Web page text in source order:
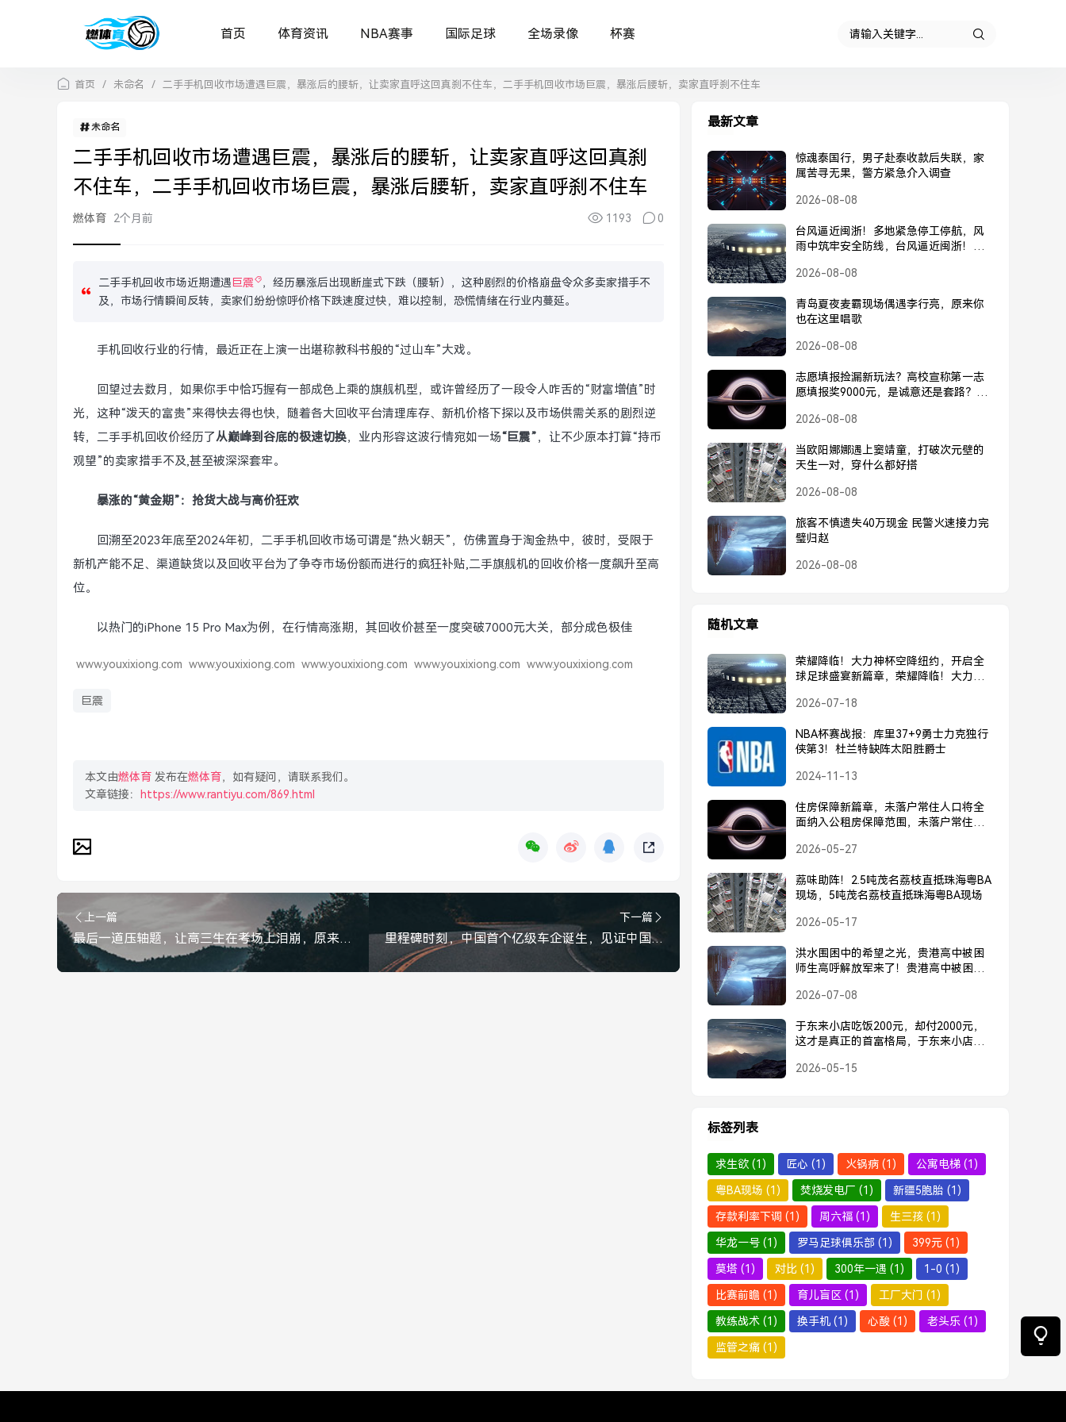
首页 体育资讯 NBA赛事 国际足球 全场录像 杯赛
首页 / 未命名 / 二手手机回收市场遭遇巨震，暴涨后的腰斩，让卖家直呼这回真刹不住车，二手手机回收市场巨震，暴涨后腰斩，卖家直呼刹不住车
未命名
二手手机回收市场遭遇巨震，暴涨后的腰斩，让卖家直呼这回真刹
不住车，二手手机回收市场巨震，暴涨后腰斩，卖家直呼刹不住车
燃体育 2个月前 1193 0
二手手机回收市场近期遭遇 巨震
，经历暴涨后出现断崖式下跌（腰斩），这种剧烈的价格崩盘令众多卖家措手不
及，市场行情瞬间反转，卖家们纷纷惊呼价格下跌速度过快，难以控制，恐慌情绪在行业内蔓延。
手机回收行业的行情，最近正在上演一出堪称教科书般的“过山车”大戏。
回望过去数月，如果你手中恰巧握有一部成色上乘的旗舰机型，或许曾经历了一段令人咋舌的“财富增值”时
光，这种“泼天的富贵”来得快去得也快，随着各大回收平台清理库存、新机价格下探以及市场供需关系的剧烈逆
转，二手手机回收价经历了从巅峰到谷底的极速切换，业内形容这波行情宛如一场“巨震”，让不少原本打算“持币
观望”的卖家措手不及,甚至被深深套牢。
暴涨的“黄金期”：抢货大战与高价狂欢
回溯至2023年底至2024年初，二手手机回收市场可谓是“热火朝天”，仿佛置身于淘金热中，彼时，受限于
新机产能不足、渠道缺货以及回收平台为了争夺市场份额而进行的疯狂补贴,二手旗舰机的回收价格一度飙升至高
位。
以热门的iPhone 15 Pro Max为例，在行情高涨期，其回收价甚至一度突破7000元大关，部分成色极佳
www.youxixiong.com www.youxixiong.com www.youxixiong.com www.youxixiong.com www.youxixiong.com
巨震
本文由燃体育 发布在燃体育，如有疑问，请联系我们。
文章链接：
https://www.rantiyu.com/869.html
上一篇
最后一道压轴题，让高三生在考场上泪崩，原来我们流的不是泪，是青春，最后一道压轴题，让高三生泪崩，原来流的不是泪，是青春
下一篇
里程碑时刻，中国首个亿级车企诞生，见证中国汽车工业的跨越式腾飞，中国首个亿级车企诞生，见证汽车工业跨越式腾飞
最新文章
惊魂泰国行，男子赴泰收款后失联，家
属苦寻无果，警方紧急介入调查
2026-08-08
台风逼近闽浙！多地紧急停工停航，风
雨中筑牢安全防线，台风逼近闽浙！多
2026-08-08
青岛夏夜麦霸现场偶遇李行亮，原来你
也在这里唱歌
2026-08-08
志愿填报捡漏新玩法？高校宣称第一志
愿填报奖9000元，是诚意还是套路？高
套路？
2026-08-08
当欧阳娜娜遇上窦靖童，打破次元壁的
天生一对，穿什么都好搭
2026-08-08
旅客不慎遗失40万现金 民警火速接力完
璧归赵
2026-08-08
随机文章
荣耀降临！大力神杯空降纽约，开启全
球足球盛宴新篇章，荣耀降临！大力神
2026-07-18
NBA杯赛战报：库里37+9勇士力克独行
侠第3！杜兰特缺阵太阳胜爵士
2024-11-13
住房保障新篇章，未落户常住人口将全
面纳入公租房保障范围，未落户常住人
2026-05-27
荔味助阵！2.5吨茂名荔枝直抵珠海粤BA
现场，5吨茂名荔枝直抵珠海粤BA现场
2026-05-17
洪水围困中的希望之光，贵港高中被困
师生高呼解放军来了！贵港高中被困师
2026-07-08
于东来小店吃饭200元，却付2000元，
这才是真正的首富格局，于东来小店吃
2026-05-15
标签列表
求生欲 (1) 匠心 (1) 火锅病 (1) 公寓电梯 (1)
粤BA现场 (1) 焚烧发电厂 (1) 新疆5胞胎 (1)
存款利率下调 (1) 周六福 (1) 生三孩 (1)
华龙一号 (1) 罗马足球俱乐部 (1) 399元 (1)
莫塔 (1) 对比 (1) 300年一遇 (1) 1-0 (1)
比赛前瞻 (1) 育儿盲区 (1) 工厂大门 (1)
教练战术 (1) 换手机 (1) 心酸 (1) 老头乐 (1)
监管之痛 (1)